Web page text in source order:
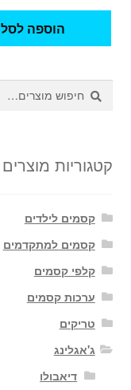
הוספה לסל
חיפוש
עבור:
חיפוש
קטגוריות מוצרים
קסמים לילדים
קסמים למתקדמים
קלפי קסמים
ערכות קסמים
טריקים
ג'אגלינג
דיאבולו